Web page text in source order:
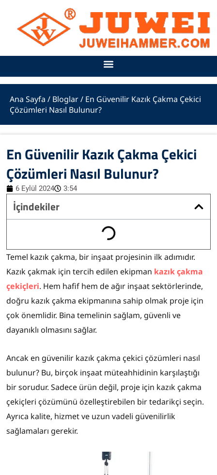
Ana Sayfa / Bloglar/ En Güvenilir Kazık Çakma Çekici
Çözümleri Nasıl Bulunur?
En Güvenilir Kazık Çakma Çekici
Çözümleri Nasıl Bulunur?
6 Eylül 2024 3:54
İçindekiler
Temel kazık çakma, bir inşaat projesinin ilk adımıdır.
Kazık çakmak için tercih edilen ekipman kazık çakma
çekiçleri. Hem hafif hem de ağır inşaat sektörlerinde,
doğru kazık çakma ekipmanına sahip olmak proje için
çok önemlidir. Bina temelinin sağlam, güvenli ve
dayanıklı olmasını sağlar.
Ancak en güvenilir kazık çakma çekici çözümleri nasıl
bulunur? Bu, birçok inşaat müteahhidinin karşılaştığı
bir sorudur. Sadece ürün değil, proje için kazık çakma
çekiçleri çözümünü özelleştirebilen bir tedarikçi seçin.
Ayrıca kalite, hizmet ve uzun vadeli güvenilirlik
sağlamaları gerekir.